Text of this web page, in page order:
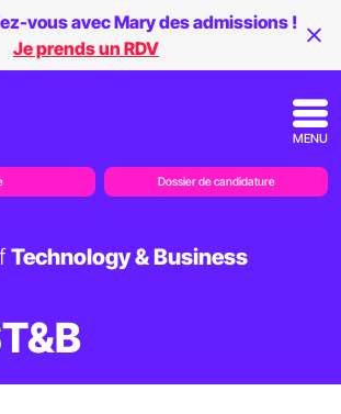
Technology & Business
vous avec Mary des admissions !
Je prends un RDV
MENU
Dossier de candidature